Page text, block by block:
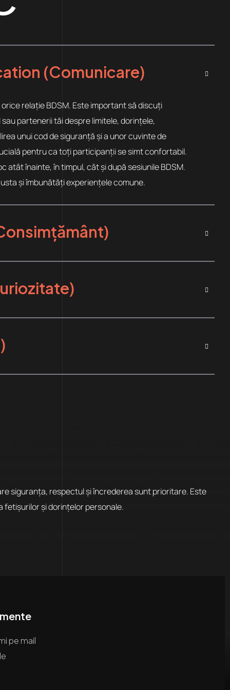
(Comunicare)
relație BDSM. Este important să discuți
partenerii tăi despre limitele, dorințele,
unui cod de siguranță și a unor cuvinte de
pentru ca toți participanții se simt confortabil.
atât înainte, în timpul, cât și după sesiunile BDSM.
și îmbunătăți experiențele comune.
siguranța, respectul și încrederea sunt prioritare. Este
fetișurilor și dorințelor personale.
pe mail